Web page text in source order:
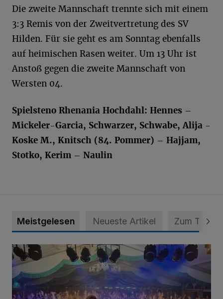
Die zweite Mannschaft trennte sich mit einem
3:3 Remis von der Zweitvertretung des SV
Hilden. Für sie geht es am Sonntag ebenfalls
auf heimischen Rasen weiter. Um 13 Uhr ist
Anstoß gegen die zweite Mannschaft von
Wersten 04.
Spielsteno Rhenania Hochdahl: Hennes –
Mickeler-Garcia, Schwarzer, Schwabe, Alija -
Koske M., Knitsch (84. Pommer) – Hajjam,
Stotko, Kerim – Naulin
Meistgelesen Neueste Artikel Zum Thema
Viele Bilder: Toller Auftakt des Unterbacher